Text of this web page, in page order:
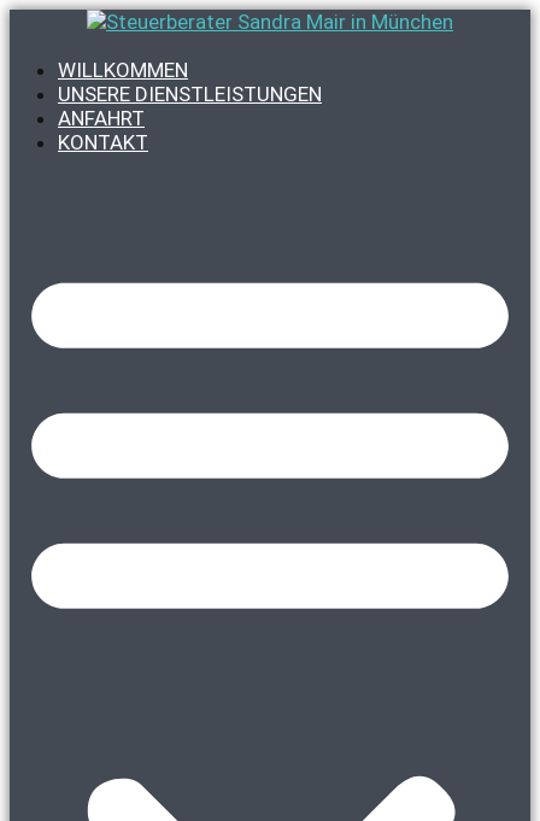
springenWILLKOMMEN
UNSERE DIENSTLEISTUNGEN
ANFAHRT
KONTAKT